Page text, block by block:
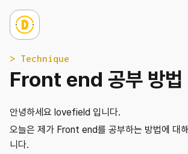
> Technique
Front end 공부 방법
안녕하세요 lovefield 입니다.
오늘은 제가 Front end를 공부하는 방법에 대
니다.